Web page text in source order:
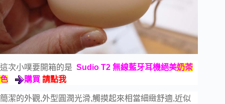
這次小噗要開箱的是 Sudio T2 無線藍牙耳機絕美奶茶
色
購買 請點我
簡潔的外觀,外型圓潤光滑,觸摸起來相當細緻舒適,近似